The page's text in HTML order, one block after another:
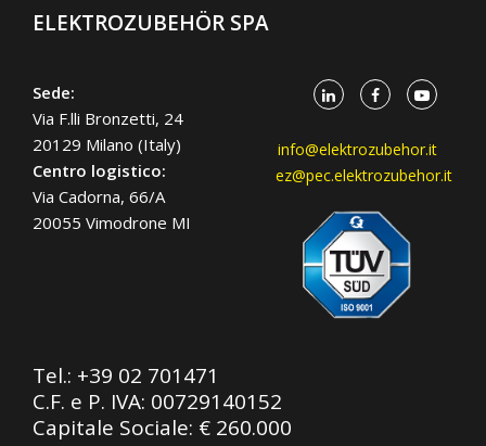
ELEKTROZUBEHÖR SPA
Sede:
Via F.lli Bronzetti, 24
20129 Milano (Italy)
Centro logistico:
Via Cadorna, 66/A
20055 Vimodrone MI
info@elektrozubehor.it
ez@pec.elektrozubehor.it
Tel.: +39 02 701471
C.F. e P. IVA: 00729140152
Capitale Sociale: € 260.000